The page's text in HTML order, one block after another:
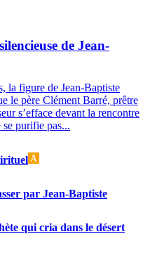
de Jean-
la figure de Jean-Baptiste
le père Clément Barré, prêtre
s’efface devant la rencontre
purifie pas...
par Jean-Baptiste
qui cria dans le désert